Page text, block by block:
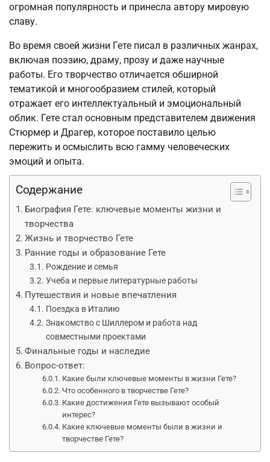
огромная популярность и принесла автору мировую
славу.
Во время своей жизни Гете писал в различных жанрах,
включая поэзию, драму, прозу и даже научные
работы. Его творчество отличается обширной
тематикой и многообразием стилей, который
отражает его интеллектуальный и эмоциональный
облик. Гете стал основным представителем движения
Стюрмер и Драгер, которое поставило целью
пережить и осмыслить всю гамму человеческих
эмоций и опыта.
Содержание
Биография Гете: ключевые моменты жизни и
творчества
Жизнь и творчество Гете
Ранние годы и образование Гете
Рождение и семья
Учеба и первые литературные работы
Путешествия и новые впечатления
Поездка в Италию
Знакомство с Шиллером и работа над
совместными проектами
Финальные годы и наследие
Вопрос-ответ:
Какие были ключевые моменты в жизни Гете?
Что особенного в творчестве Гете?
Какие достижения Гете вызывают особый
интерес?
Какие ключевые моменты были в жизни и
творчестве Гете?